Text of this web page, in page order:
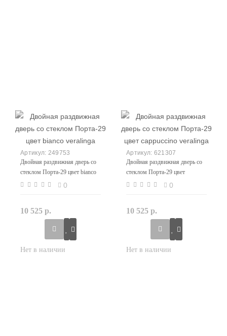
249753
Двойная раздвижная дверь со
стеклом Порта-29 цвет bianco
veralinga
0
10 525 р.
621307
Двойная раздвижная дверь со
стеклом Порта-29 цвет
cappuccino veralinga
0
10 525 р.